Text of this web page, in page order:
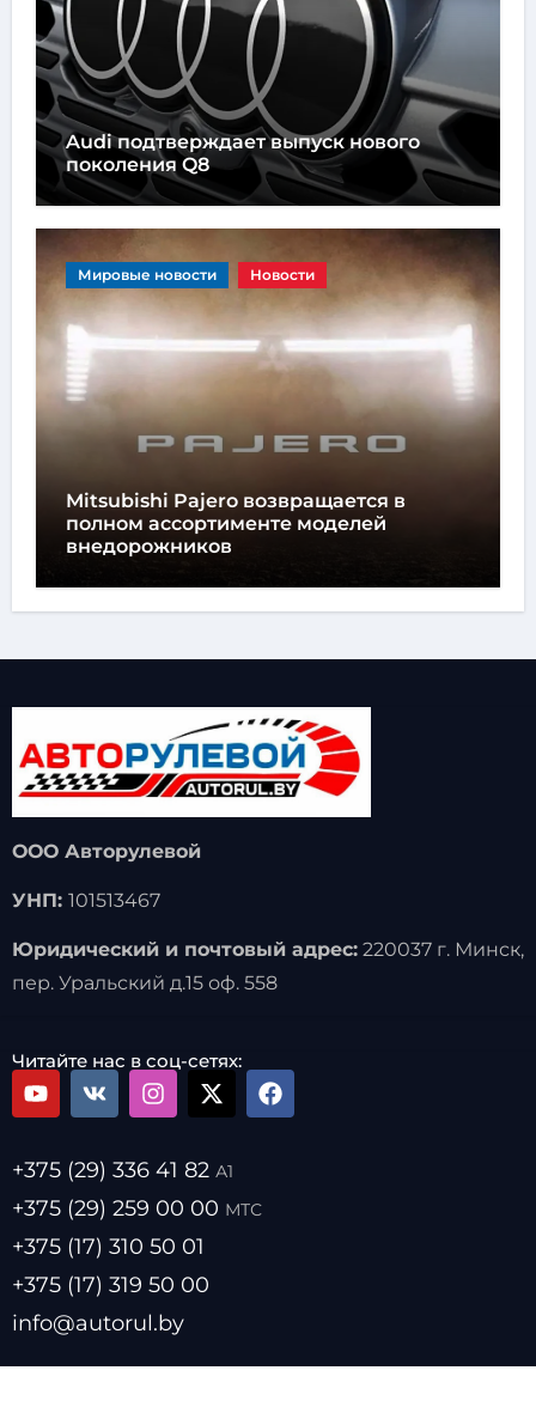
Audi подтверждает выпуск нового
поколения Q8
Мировые новости Новости
Mitsubishi Pajero возвращается в
полном ассортименте моделей
внедорожников
ООО Авторулевой
УНП: 101513467
Юридический и почтовый адрес:220037 г. Минск,
пер. Уральский д.15 оф. 558
Читайте нас в соц-сетях:
+375 (29) 336 41 82 А1
+375 (29) 259 00 00 МТС
+375 (17) 310 50 01
+375 (17) 319 50 00
info@autorul.by